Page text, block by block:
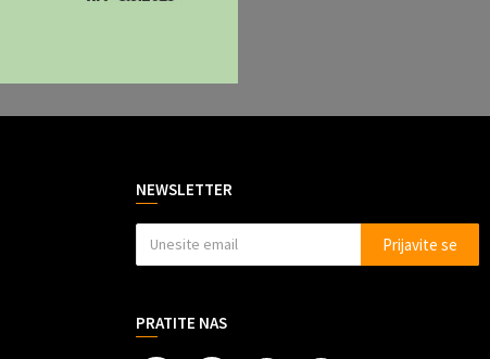
NEWSLETTER
Prijavite se
PRATITE NAS